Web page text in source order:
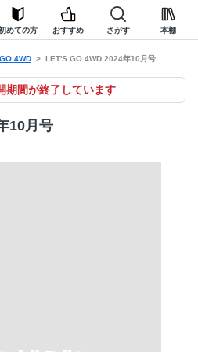
めての方 おすすめ さがす 本棚
4WD LET'S GO 4WD 2024年10月号
期間が終了しています
10月号